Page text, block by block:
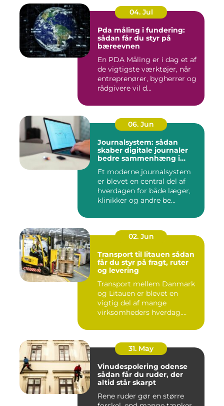
04. Jul
Pda måling i fundering:
sådan får du styr på
bæreevnen
En PDA Måling er i dag et af
de vigtigste værktøjer, når
entreprenører, bygherrer og
rådgivere vil d...
06. Jun
Journalsystem: sådan
skaber digitale journaler
bedre sammenhæng i
Et moderne journalsystem
er blevet en central del af
hverdagen for både læger,
klinikker og andre be...
02. Jun
Transport til litauen sådan
får du styr på fragt, ruter
og levering
Transport mellem Danmark
og Litauen er blevet en
vigtig del af mange
virksomheders hverdag.
31. May
Vinudespolering odense
sådan får du ruder, der
altid står skarpt
Rene ruder gør en større